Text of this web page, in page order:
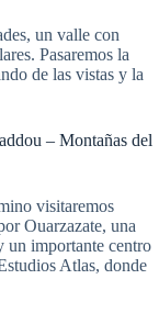
un valle con
Pasaremos la
de las vistas y la
– Montañas del
visitaremos
Ouarzazate, una
un importante centro
Atlas, donde